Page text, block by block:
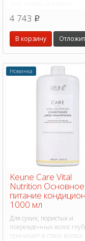
4 743 p
В корзину
Новинка
Keune Care Vital
Nutrition Основное
питание
1000 мл
Для сухих, пористых и
поврежденных волос
проникает в ствол волоса